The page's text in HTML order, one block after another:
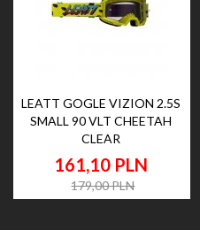
LEATT GOGLE VIZION 2.5S
SMALL 90 VLT CHEETAH
CLEAR
161,10 PLN
179,00 PLN